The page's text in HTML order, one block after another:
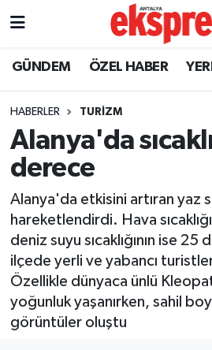
GÜNDEM ÖZEL HABER
HABERLER TURİZM
Alanya'da
derece
Alanya'da etkisini artıran yaz
hareketlendirdi. Hava
deniz suyu sıcaklığının ise 25
ilçede yerli ve yabancı
Özellikle dünyaca ünlü
yoğunluk yaşanırken, sahil
görüntüler oluştu
ÖZEL HABER
YEREL GÜNDEM
EKONOMİ
KÜLTÜR - SANAT
SPOR
SİYASET
Nöbetçi Eczaneler
Trafik Durumu
Süper Lig Puan Durumu ve
Tüm Manşetler
Son Dakika Haberleri
Haber Arşivi